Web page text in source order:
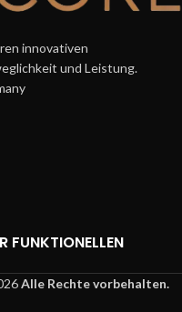
innovativen
und Leistung.
FUNKTIONELLEN
Alle Rechte vorbehalten.